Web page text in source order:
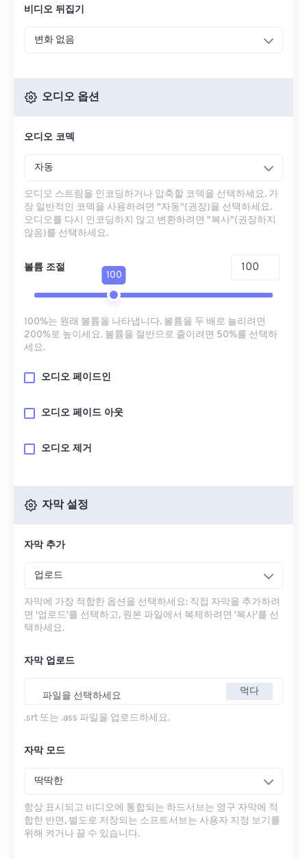
비디오 뒤집기
변화 없음
오디오 옵션
오디오 코덱
자동
오디오 스트림을 인코딩하거나 압축할 코덱을 선택하세요. 가
장 일반적인 코덱을 사용하려면 "자동"(권장)을 선택하세요.
오디오를 다시 인코딩하지 않고 변환하려면 "복사"(권장하지
않음)를 선택하세요.
볼륨 조절
100
100%는 원래 볼륨을 나타냅니다. 볼륨을 두 배로 늘리려면
200%로 높이세요. 볼륨을 절반으로 줄이려면 50%를 선택하
세요.
오디오 페이드인
오디오 페이드 아웃
오디오 제거
자막 설정
자막 추가
업로드
자막에 가장 적합한 옵션을 선택하세요: 직접 자막을 추가하려
면 '업로드'를 선택하고, 원본 파일에서 복제하려면 '복사'를 선
택하세요.
자막 업로드
파일을 선택하세요 먹다
.srt 또는 .ass 파일을 업로드하세요.
자막 모드
딱딱한
항상 표시되고 비디오에 통합되는 하드서브는 영구 자막에 적
합한 반면, 별도로 저장되는 소프트서브는 사용자 지정 보기를
위해 켜거나 끌 수 있습니다.